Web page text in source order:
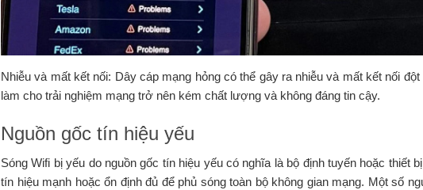
Nhiễu và mất kết nối: Dây cáp mạng hỏng có thể gây ra nhiễu và mất kết nối
làm cho trải nghiệm mạng trở nên kém chất lượng và không đáng tin cậy.
Nguồn gốc tín hiệu yếu
Sóng Wifi bị yếu do nguồn gốc tín hiệu yếu có nghĩa là bộ định tuyến hoặc thiết
tín hiệu mạnh hoặc ổn định đủ để phủ sóng toàn bộ không gian mạng. Một số